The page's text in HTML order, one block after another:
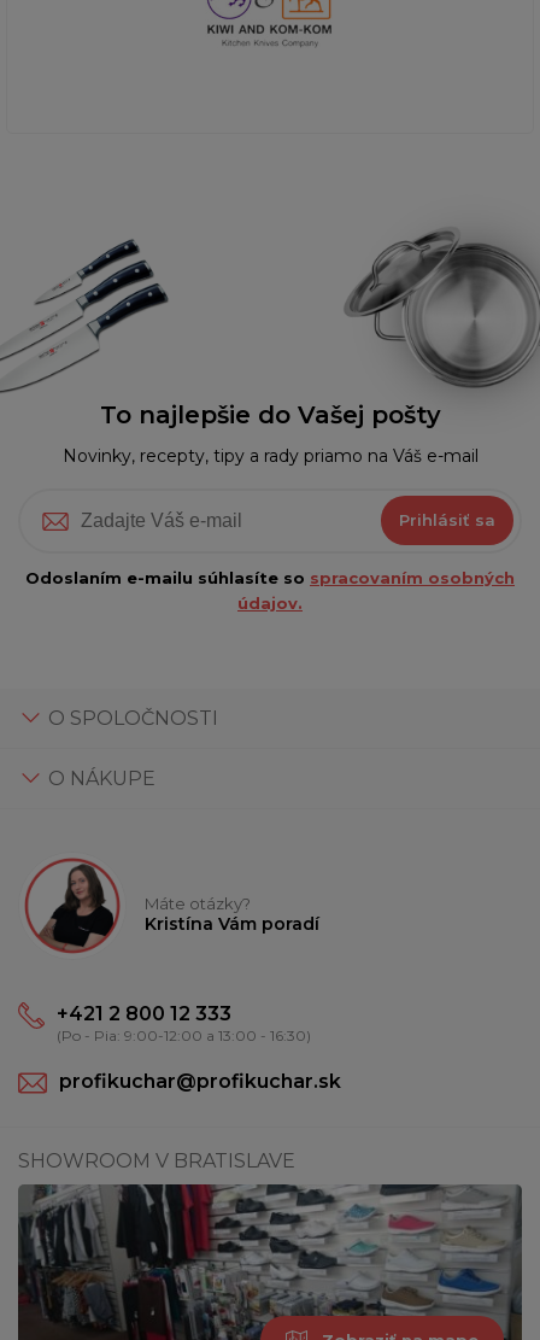
To najlepšie do Vašej pošty
Novinky, recepty, tipy a rady priamo na Váš e-mail
Prihlásiť sa
Odoslaním e-mailu súhlasíte so spracovaním osobných
údajov.
O SPOLOČNOSTI
O NÁKUPE
Máte otázky?
Kristína Vám poradí
+421 2 800 12 333
(Po - Pia: 9:00-12:00 a 13:00 - 16:30)
profikuchar@profikuchar.sk
SHOWROOM V BRATISLAVE